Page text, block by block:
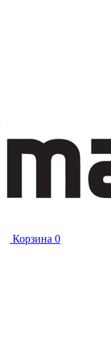
Корзина 0